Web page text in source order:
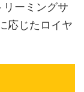
ーミングサ
応じたロイヤ